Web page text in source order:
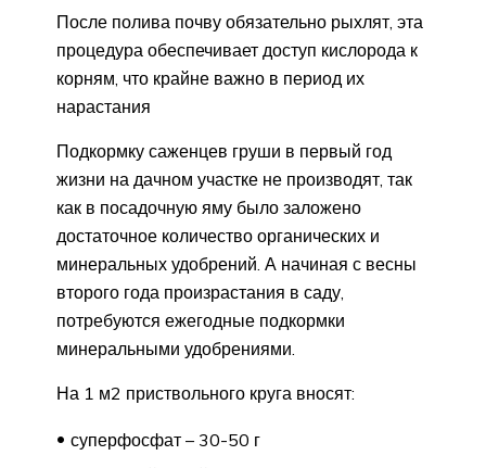
После полива почву обязательно рыхлят, эта
процедура обеспечивает доступ кислорода к
корням, что крайне важно в период их
нарастания
Подкормку саженцев груши в первый год
жизни на дачном участке не производят, так
как в посадочную яму было заложено
достаточное количество органических и
минеральных удобрений. А начиная с весны
второго года произрастания в саду,
потребуются ежегодные подкормки
минеральными удобрениями.
На 1 м2 приствольного круга вносят:
суперфосфат – 30-50 г